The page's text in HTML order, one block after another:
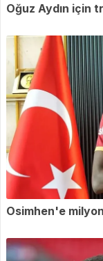
Oğuz Aydın için
Osimhen'e